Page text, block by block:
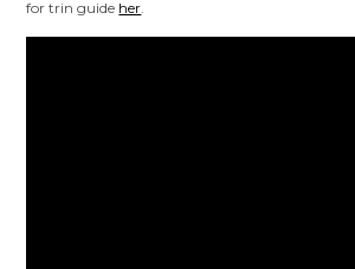
for trin guide her